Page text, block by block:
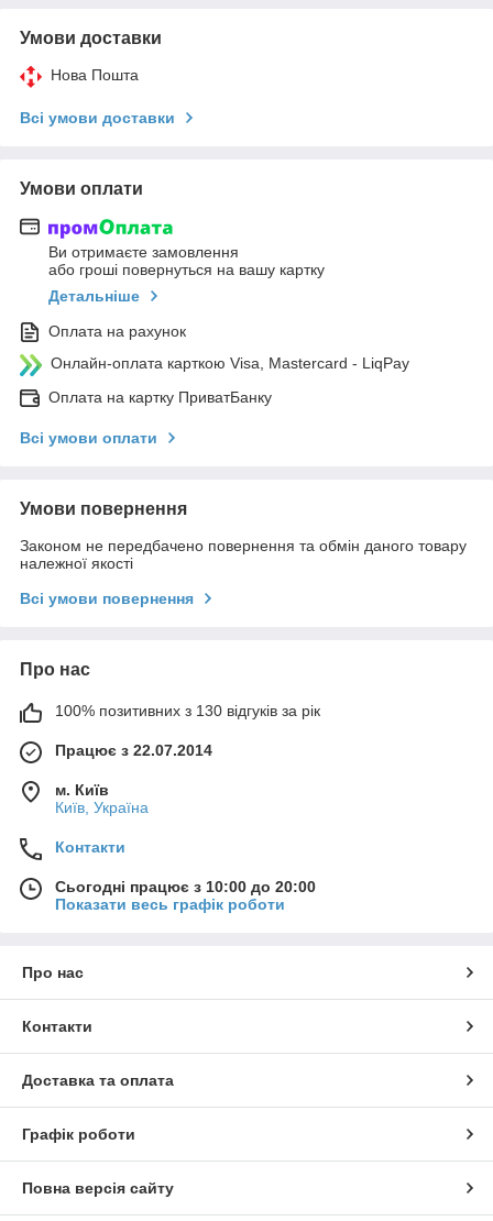
Умови доставки
Нова Пошта
Всі умови доставки
Умови оплати
Ви отримаєте замовлення
або гроші повернуться на вашу картку
Детальніше
Оплата на рахунок
Онлайн-оплата карткою Visa, Mastercard - LiqPay
Оплата на картку ПриватБанку
Всі умови оплати
Умови повернення
Законом не передбачено повернення та обмін даного товару
належної якості
Всі умови повернення
Про нас
100% позитивних з 130 відгуків за рік
Працює з 22.07.2014
м. Київ
Київ, Україна
Контакти
Сьогодні працює з 10:00 до 20:00
Показати весь графік роботи
Про нас
Контакти
Доставка та оплата
Графік роботи
Повна версія сайту